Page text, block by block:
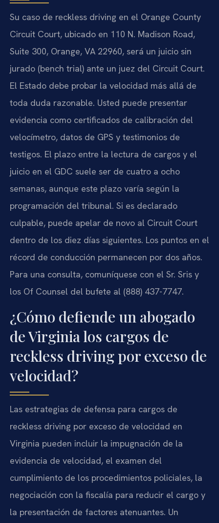
Su caso de reckless driving en el Orange County
Circuit Court, ubicado en 110 N. Madison Road,
Suite 300, Orange, VA 22960, será un juicio sin
jurado (bench trial) ante un juez del Circuit Court.
El Estado debe probar la velocidad más allá de
toda duda razonable. Usted puede presentar
evidencia como certificados de calibración del
velocímetro, datos de GPS y testimonios de
testigos. El plazo entre la lectura de cargos y el
juicio en el GDC suele ser de cuatro a ocho
semanas, aunque este plazo varía según la
programación del tribunal. Si es declarado
culpable, puede apelar de novo al Circuit Court
dentro de los diez días siguientes. Los puntos en el
récord de conducción permanecen por dos años.
Para una consulta, comuníquese con el Sr. Sris y
los Of Counsel del bufete al (888) 437-7747.
¿Cómo defiende un abogado
de Virginia los cargos de
reckless driving por exceso de
velocidad?
Las estrategias de defensa para cargos de
reckless driving por exceso de velocidad en
Virginia pueden incluir la impugnación de la
evidencia de velocidad, el examen del
cumplimiento de los procedimientos policiales, la
negociación con la fiscalía para reducir el cargo y
la presentación de factores atenuantes. Un